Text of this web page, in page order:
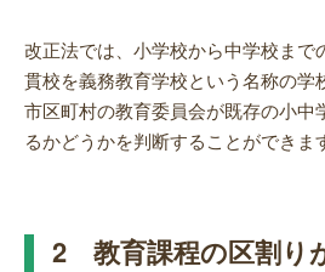
改正法では、小学校から中学校まで
貫校を義務教育学校という名称の学
市区町村の教育委員会が既存の小中
るかどうかを判断することができま
2 教育課程の区割り